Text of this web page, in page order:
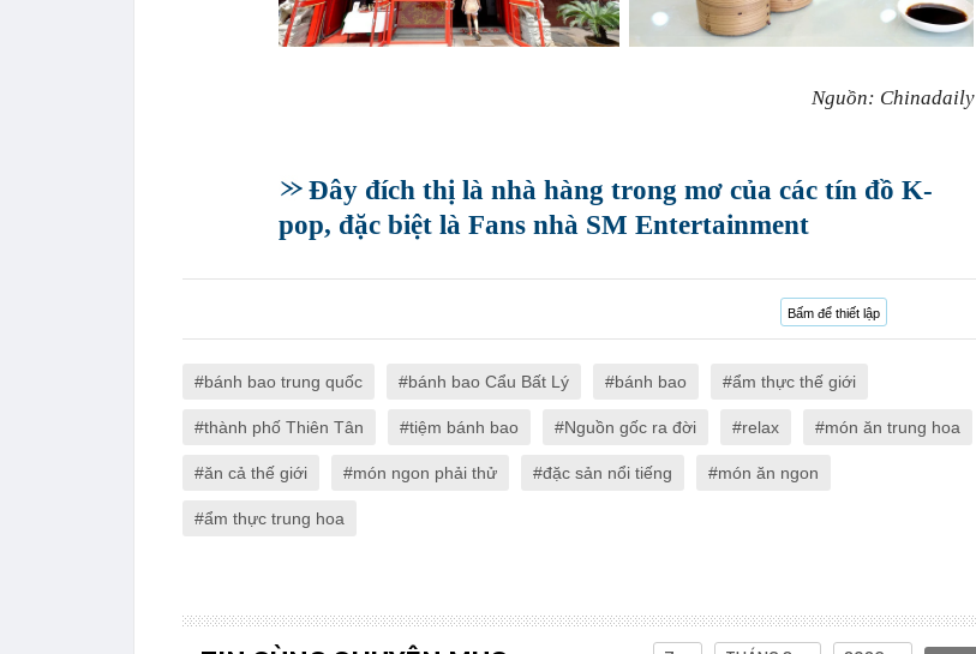
Nguồn: Chinadaily
Đây đích thị là nhà hàng trong mơ của các tín đồ K-
pop, đặc biệt là Fans nhà SM Entertainment
Bấm để thiết lập
bánh bao trung quốc bánh bao Cẩu Bất Lý bánh bao ẩm thực thế giới
thành phố Thiên Tân tiệm bánh bao Nguồn gốc ra đời relax món ăn trung hoa
ăn cả thế giới món ngon phải thử đặc sản nổi tiếng món ăn ngon
ẩm thực trung hoa